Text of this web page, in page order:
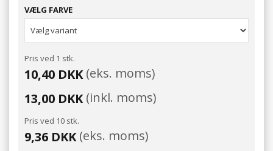
VÆLG FARVE
Pris ved 1 stk.
10,40 DKK(eks. moms)
13,00 DKK(inkl. moms)
Pris ved 10 stk.
9,36 DKK(eks. moms)